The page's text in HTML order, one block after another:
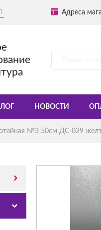
Адреса
НОВОСТИ
№3 50см ДС-029